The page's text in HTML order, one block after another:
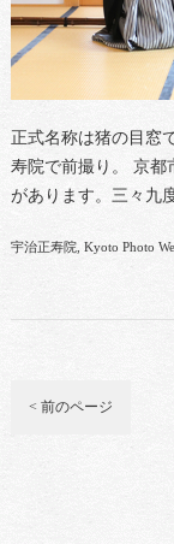
正式名称は猪の目窓
寿院で前撮り。 京都
があります。三々九
宇治正寿院 Kyoto Photo
< 前のページ